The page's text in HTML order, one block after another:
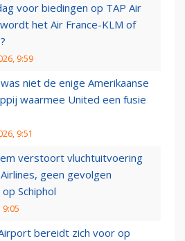
voor biedingen op TAP Air
het Air France-KLM of
9:59
niet de enige Amerikaanse
waarmee United een fusie
9:51
verstoort vluchtuitvoering
geen gevolgen
Schiphol
9:05
bereidt zich voor op